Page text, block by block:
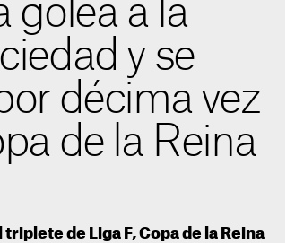
golea a la
y se
décima vez
de la Reina
triplete de Liga F, Copa de la Reina